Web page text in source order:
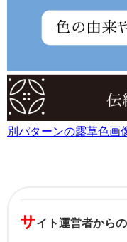
別パターンの露草色画
サイト運営者から